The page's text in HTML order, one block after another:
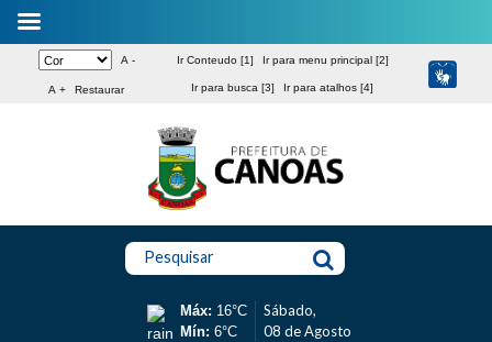
A -
A + Restaurar
Ir Conteudo [1] Ir para menu principal [2]
Ir para busca [3] Ir para atalhos [4]
Pesquisar
Máx: 16°C
Mín: 6°C
Sábado,
08 de Agosto